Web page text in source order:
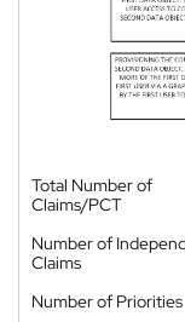
Total Number of
Claims/PCT
Number of
Claims
Number of Priorities